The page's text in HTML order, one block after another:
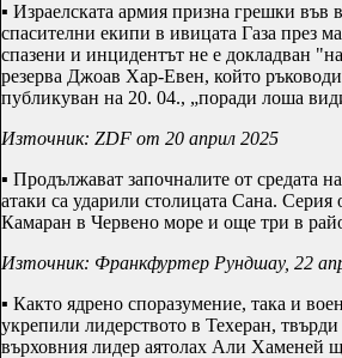
▪ Израелската армия призна грешки във
спасителни екипи в ивицата Газа през
спазени и инцидентът не е докладван
резерва Джоав Хар-Евен, който
публикуван на 20. 04., „поради лоша
Източник: ZDF от 20 април 2025
▪ Продължават започналите от
атаки са ударили столицата Сана.
Камаран в Червено море и още три в
Източник: Франкфуртер Рундшау, 22
▪ Както ядрено споразумение, така и
укрепили лидерството в Техеран,
върховния лидер аятолах Али Хаменей